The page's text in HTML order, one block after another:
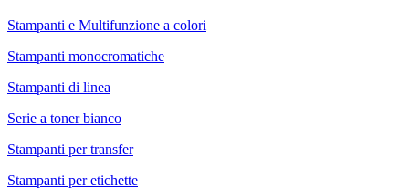
Stampanti e Multifunzione a colori
Stampanti monocromatiche
Stampanti di linea
Serie a toner bianco
Stampanti per transfer
Stampanti per etichette